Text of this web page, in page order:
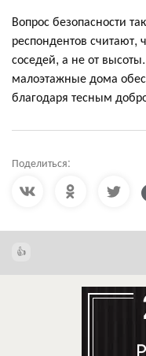
Вопрос безопасности
респондентов считают,
соседей, а не от
малоэтажные дома
благодаря тесным
Поделиться: